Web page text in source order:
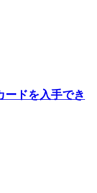
ードを入手でき